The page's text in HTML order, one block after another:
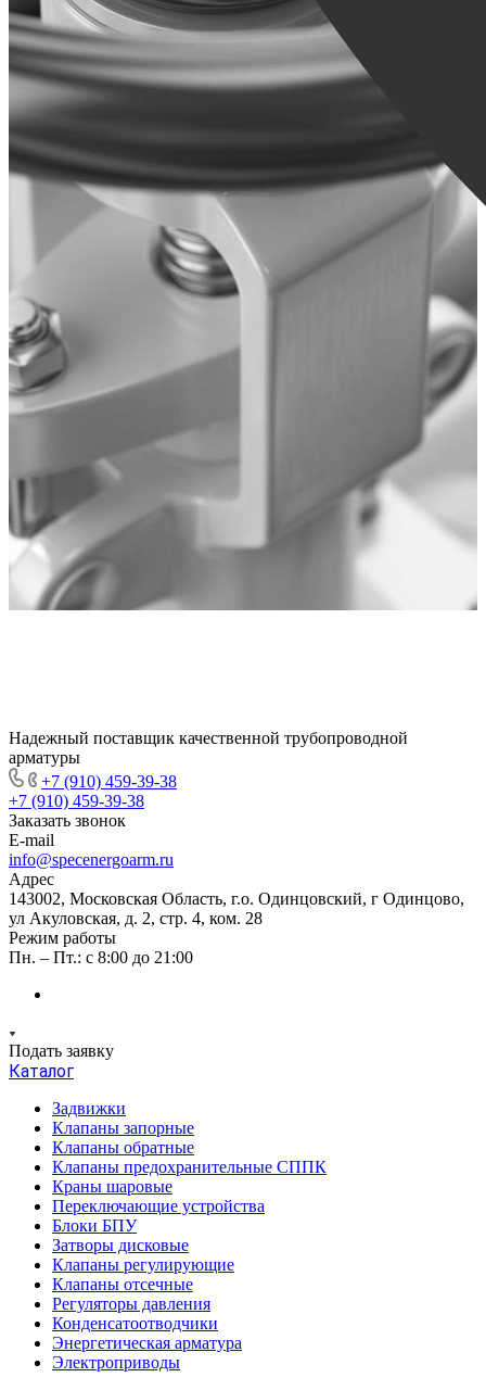
Надежный поставщик качественной трубопроводной
арматуры
+7 (910) 459-39-38
+7 (910) 459-39-38
Заказать звонок
E-mail
info@specenergoarm.ru
Адрес
143002, Московская Область, г.о. Одинцовский, г Одинцово,
ул Акуловская, д. 2, стр. 4, ком. 28
Режим работы
Пн. – Пт.: с 8:00 до 21:00
Подать заявку
Каталог
Задвижки
Клапаны запорные
Клапаны обратные
Клапаны предохранительные СППК
Краны шаровые
Переключающие устройства
Блоки БПУ
Затворы дисковые
Клапаны регулирующие
Клапаны отсечные
Регуляторы давления
Конденсатоотводчики
Энергетическая арматура
Электроприводы